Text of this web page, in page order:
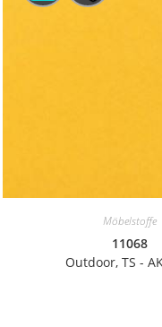
Möbelstoffe
11068
Outdoor, TS -